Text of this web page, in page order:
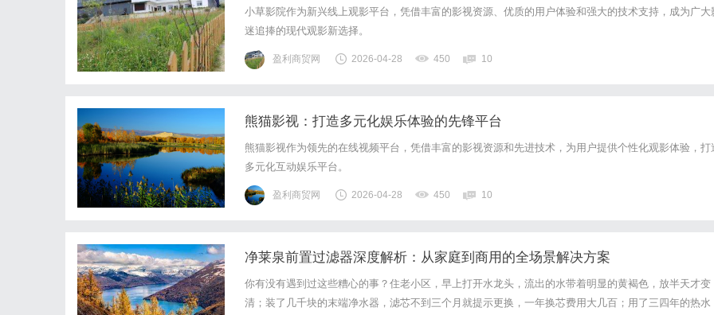
小草影院作为新兴线上观影平台，凭借丰富的影视资源、优质的用户体验和强大的技术支持，成为广大
迷追捧的现代观影新选择。
盈利商贸网 2026-04-28 450 10
熊猫影视：打造多元化娱乐体验的先锋平台
熊猫影视作为领先的在线视频平台，凭借丰富的影视资源和先进技术，为用户提供个性化观影体验，打
多元化互动娱乐平台。
盈利商贸网 2026-04-28 450 10
净莱泉前置过滤器深度解析：从家庭到商用的全场景解决方案
你有没有遇到过这些糟心的事？住老小区，早上打开水龙头，流出的水带着明显的黄褐色，放半天才变
清；装了几千块的末端净水器，滤芯不到三个月就提示更换，一年换芯费用大几百；用了三四年的热水